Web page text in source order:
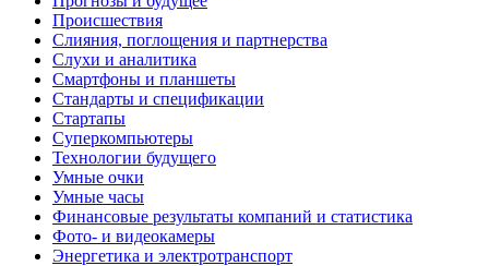
Происшествия
Слияния, поглощения и партнерства
Слухи и аналитика
Смартфоны и планшеты
Стандарты и спецификации
Стартапы
Суперкомпьютеры
Технологии будущего
Умные очки
Умные часы
Финансовые результаты компаний и статистика
Фото- и видеокамеры
Энергетика и электротранспорт